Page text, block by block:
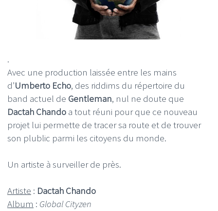
.
Avec une production laissée entre les mains
d’Umberto Echo, des riddims du répertoire du
band actuel de Gentleman, nul ne doute que
Dactah Chando a tout réuni pour que ce nouveau
projet lui permette de tracer sa route et de trouver
son plublic parmi les citoyens du monde.
Un artiste à surveiller de près.
Artiste : Dactah Chando
Album : Global Cityzen